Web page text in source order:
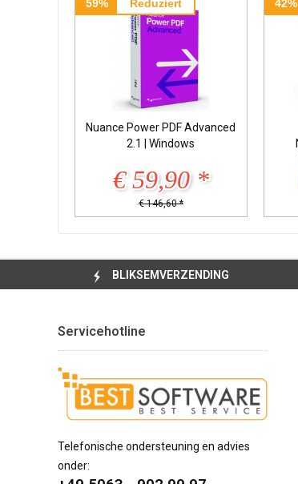
59% Reduziert
Nuance Power PDF Advanced
2.1 | Windows
€ 59,90 *
€ 146,60 *
42%
BLIKSEMVERZENDING
Servicehotline
Telefonische ondersteuning en advies
onder: